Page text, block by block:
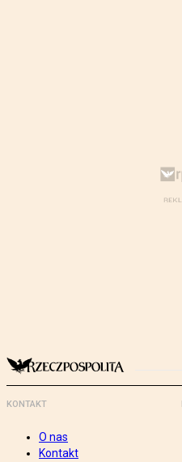
KONTAKT
O nas
Kontakt